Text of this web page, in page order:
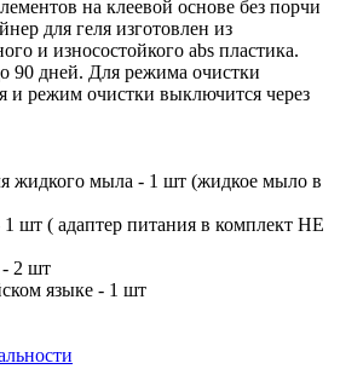
на клеевой основе без порчи
для геля изготовлен из
и износостойкого abs пластика.
90 дней. Для режима очистки
и режим очистки выключится через
жидкого мыла - 1 шт (жидкое мыло в
шт ( адаптер питания в комплект НЕ
- 2 шт
языке - 1 шт